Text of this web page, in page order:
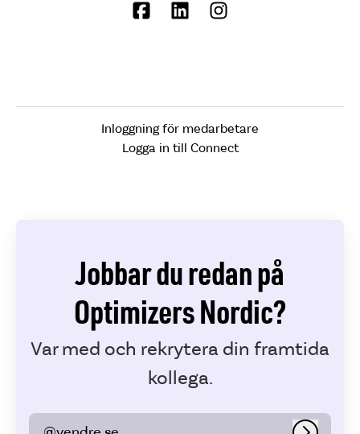
Inloggning för medarbetare
Logga in till Connect
Jobbar du redan på
Optimizers Nordic?
Var med och rekrytera din framtida
kollega.